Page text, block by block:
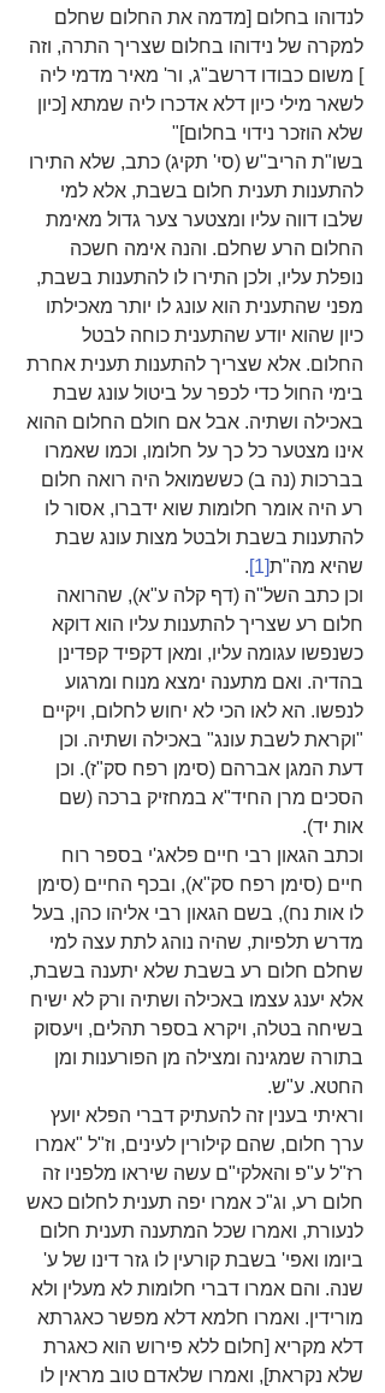
לנדוהו בחלום [מדמה את החלום שחלם
למקרה של נידוהו בחלום שצריך התרה, וזה
] משום כבודו דרשב"ג, ור' מאיר מדמי ליה
לשאר מילי כיון דלא אדכרו ליה שמתא [כיון
שלא הוזכר נידוי בחלום]"
בשו"ת הריב"ש (סי' תקיג) כתב, שלא התירו
להתענות תענית חלום בשבת, אלא למי
שלבו דווה עליו ומצטער צער גדול מאימת
החלום הרע שחלם. והנה אימה חשכה
נופלת עליו, ולכן התירו לו להתענות בשבת,
מפני שהתענית הוא עונג לו יותר מאכילתו
כיון שהוא יודע שהתענית כוחה לבטל
החלום. אלא שצריך להתענות תענית אחרת
בימי החול כדי לכפר על ביטול עונג שבת
באכילה ושתיה. אבל אם חולם החלום ההוא
אינו מצטער כל כך על חלומו, וכמו שאמרו
בברכות (נה ב) כששמואל היה רואה חלום
רע היה אומר חלומות שוא ידברו, אסור לו
להתענות בשבת ולבטל מצות עונג שבת
שהיא מה"ת[1]
.
וכן כתב השל"ה (דף קלה ע"א), שהרואה
חלום רע שצריך להתענות עליו הוא דוקא
כשנפשו עגומה עליו, ומאן דקפיד קפדינן
בהדיה. ואם מתענה ימצא מנוח ומרגוע
לנפשו. הא לאו הכי לא יחוש לחלום, ויקיים
"וקראת לשבת עונג" באכילה ושתיה. וכן
דעת המגן אברהם (סימן רפח סק"ז). וכן
הסכים מרן החיד"א במחזיק ברכה (שם
אות יד).
וכתב הגאון רבי חיים פלאג'י בספר רוח
חיים (סימן רפח סק"א), ובכף החיים (סימן
לו אות נח), בשם הגאון רבי אליהו כהן, בעל
מדרש תלפיות, שהיה נוהג לתת עצה למי
שחלם חלום רע בשבת שלא יתענה בשבת,
אלא יענג עצמו באכילה ושתיה ורק לא ישיח
בשיחה בטלה, ויקרא בספר תהלים, ויעסוק
בתורה שמגינה ומצילה מן הפורענות ומן
החטא. ע"ש.
וראיתי בענין זה להעתיק דברי הפלא יועץ
ערך חלום, שהם קילורין לעינים, וז"ל "אמרו
רז"ל ע"פ והאלקי"ם עשה שיראו מלפניו זה
חלום רע, וג"כ אמרו יפה תענית לחלום כאש
לנעורת, ואמרו שכל המתענה תענית חלום
ביומו ואפי' בשבת קורעין לו גזר דינו של ע'
שנה. והם אמרו דברי חלומות לא מעלין ולא
מורידין. ואמרו חלמא דלא מפשר כאגרתא
דלא מקריא [חלום ללא פירוש הוא כאגרת
שלא נקראת], ואמרו שלאדם טוב מראין לו